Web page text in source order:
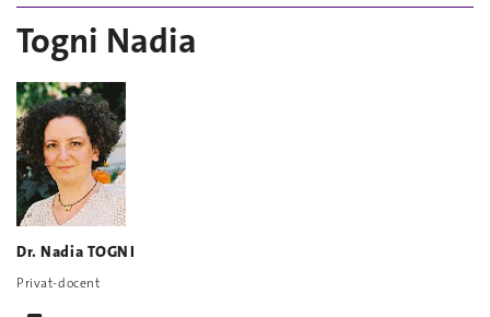
Togni Nadia
Dr. Nadia TOGNI
Privat-docent